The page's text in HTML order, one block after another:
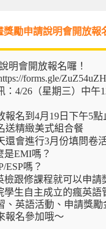
勵申請說明會開放報
明會開放報名囉！
forms.gle/
：4/26（星期三）中午
報名到4月19日下午5點
送精緻美式組合餐
還會進行3月份填問卷
是EMI嗎？
ESP嗎？
檢跟修課程就可以申請
學生自主成立的瘋英語
、英語活動、申請獎勵
報名參加哦～